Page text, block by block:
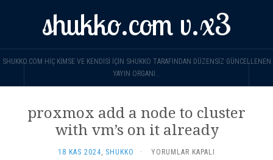
shukko.com v.x3
SHUKKO.COM HIÇ KIMSE VE KENDISI IÇIN SHUKKO TARAFINDAN DÜZENSIZ GÜNCELLENEN
YAYIN ORGANI...
proxmox add a node to cluster
with vm’s on it already
18 KAS 2024, SHUKKO ·
PROXMOX
YORUMLAR KAPALI